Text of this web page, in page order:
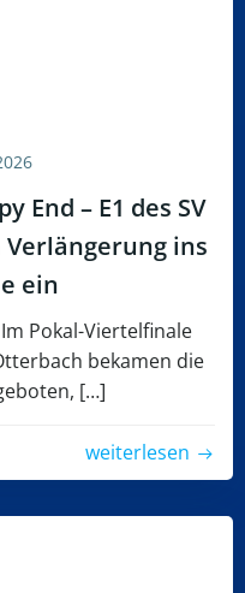
End – E1 des SV
ins
ein
Pokal-Viertelfinale
bekamen die
[…]
weiterlesen